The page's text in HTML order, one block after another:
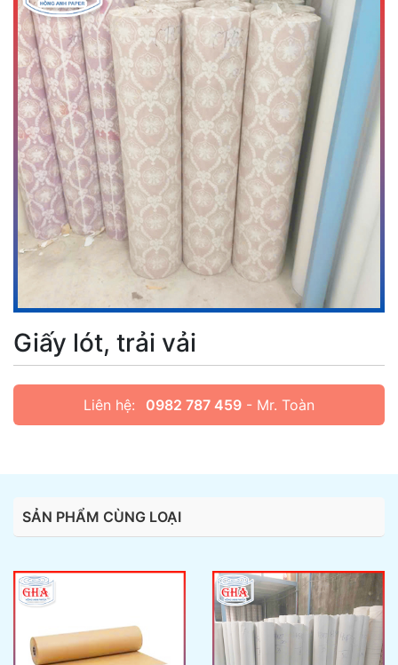
Giấy lót, trải vải
Liên hệ: 0982 787 459 - Mr. Toàn
SẢN PHẨM CÙNG LOẠI